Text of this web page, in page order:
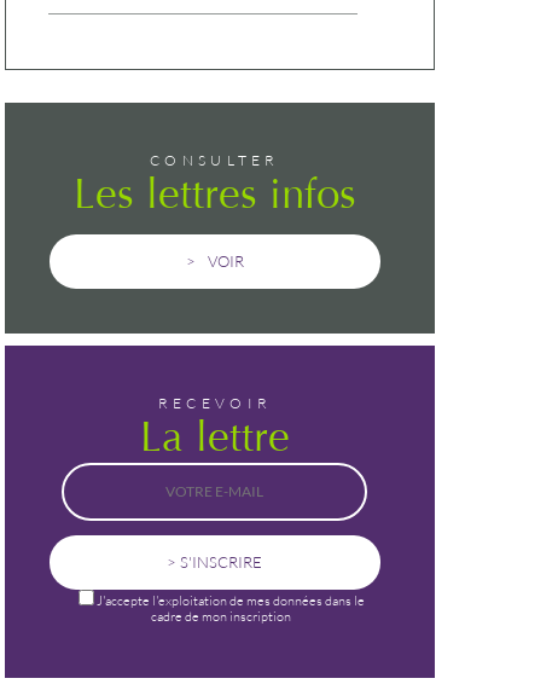
CONSULTER
Les lettres infos
VOIR
RECEVOIR
La lettre
J'accepte l'exploitation de mes données dans le
cadre de mon inscription